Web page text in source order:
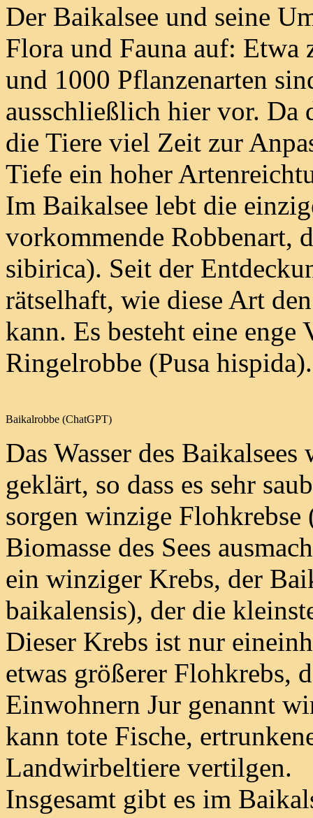
Der Baikalsee und seine
Flora und Fauna auf:
und 1000 Pflanzenarten
ausschließlich hier vor. Da
die Tiere viel Zeit zur
Tiefe ein hoher
Im Baikalsee lebt die
vorkommende Robbenart,
sibirica). Seit der
rätselhaft, wie diese Art
kann. Es besteht eine enge
Ringelrobbe (Pusa hispida).
Baikalrobbe (ChatGPT)
Das Wasser des
geklärt, so dass es sehr
sorgen winzige
Biomasse des Sees
ein winziger Krebs, der
baikalensis), der die
Dieser Krebs ist nur
etwas größerer Flohkrebs,
Einwohnern Jur genannt
kann tote Fische,
Landwirbeltiere vertilgen.
Insgesamt gibt es im